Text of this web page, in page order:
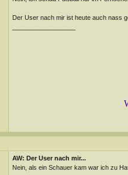
Der User nach mir ist heute auch nass
AW: Der User nach mir...
Nein, als ein Schauer kam war ich zu